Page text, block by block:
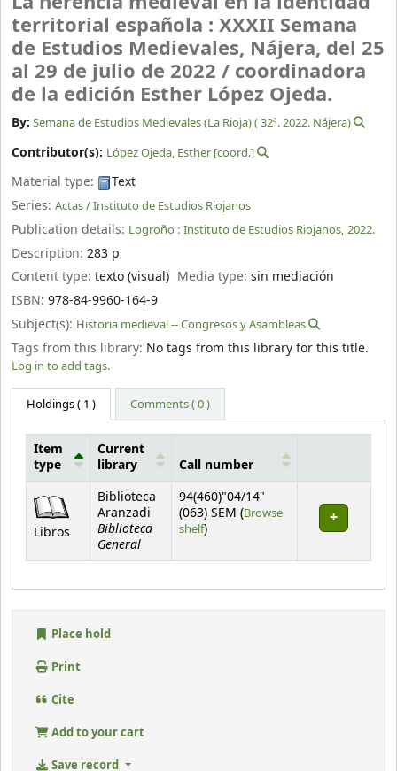
territorial española : XXXII Semana
de Estudios Medievales, Nájera, del 25
al 29 de julio de 2022 / coordinadora
de la edición Esther López Ojeda.
By: Semana de Estudios Medievales (La Rioja) (32ª. 2022. Nájera)
Contributor(s): López Ojeda, Esther [coord.]
Material type:
Text
Series: Actas / Instituto de Estudios Riojanos
Publication details: Logroño : Instituto de Estudios Riojanos, 2022.
Description: 283 p
Content type: texto (visual) Media type:sin mediación
ISBN: 978-84-9960-164-9
Subject(s): Historia medieval -- Congresos y Asambleas
Tags from this library: No tags from this library for this title.
Log in to add tags.
Holdings( 1 ) Comments ( 0 )
Item
type
Current
library
Call number
Libros
Biblioteca
Aranzadi
Biblioteca
General
94(460)"04/14"
(063) SEM (Browse
shelf(Opens below)
)
Place hold
Print
Cite
Add to your cart
Save record